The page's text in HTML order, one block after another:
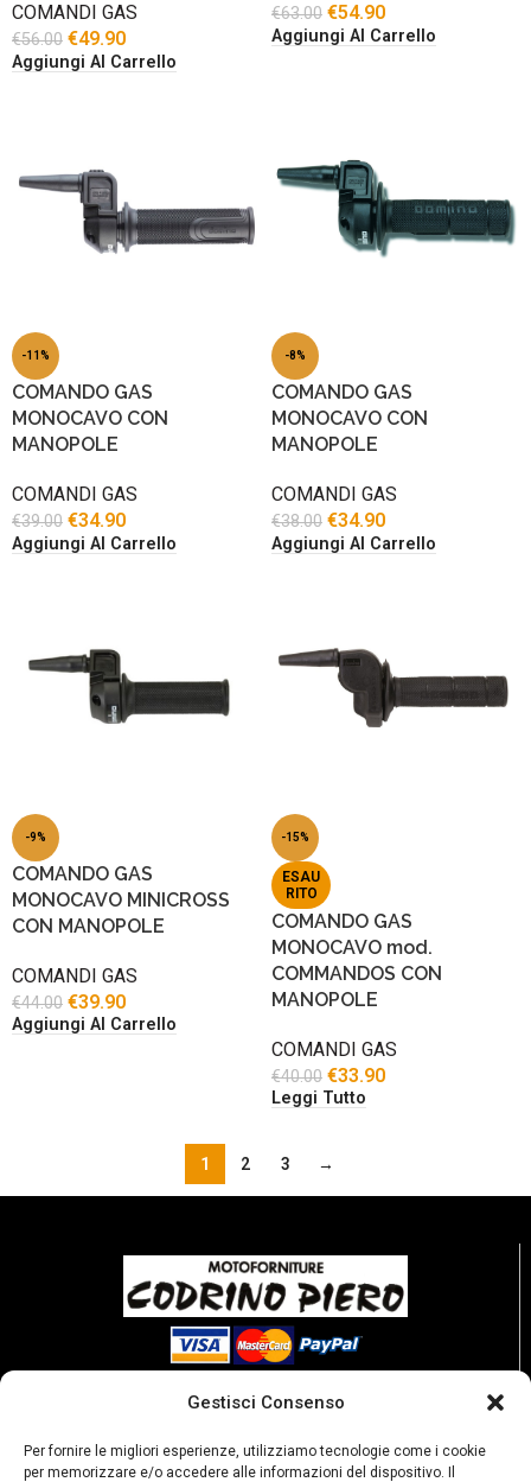
Gestisci Consenso
Per fornire le migliori esperienze, utilizziamo tecnologie come i cookie
per memorizzare e/o accedere alle informazioni del dispositivo. Il
COMANDI GAS
€56.00 €49.90
Aggiungi Al Carrello
€63.00 €54.90
Aggiungi Al Carrello
-11%
COMANDO GAS
MONOCAVO CON
MANOPOLE
COMANDI GAS
€39.00 €34.90
Aggiungi Al Carrello
-8%
COMANDO GAS
MONOCAVO CON
MANOPOLE
COMANDI GAS
€38.00 €34.90
Aggiungi Al Carrello
-9%
COMANDO GAS
MONOCAVO MINICROSS
CON MANOPOLE
COMANDI GAS
€44.00 €39.90
Aggiungi Al Carrello
-15%
ESAU
RITO
COMANDO GAS
MONOCAVO mod.
COMMANDOS CON
MANOPOLE
COMANDI GAS
€40.00 €33.90
Leggi Tutto
1 2 3 →